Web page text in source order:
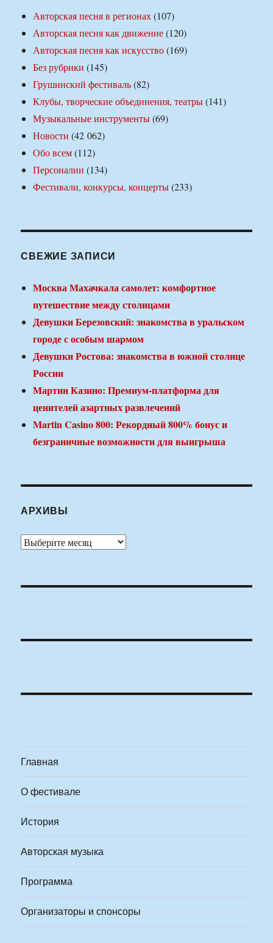
Авторская песня в регионах(107)
Авторская песня как движение(120)
Авторская песня как искусство(169)
Без рубрики (145)
Грушинский фестиваль(82)
Клубы, творческие объединения, театры(141)
Музыкальные инструменты(69)
Новости (42 062)
Обо всем(112)
Персоналии (134)
Фестивали, конкурсы, концерты(233)
СВЕЖИЕ ЗАПИСИ
Москва Махачкала самолет: комфортное
путешествие между столицами
Девушки Березовский: знакомства в уральском
городе с особым шармом
Девушки Ростова: знакомства в южной столице
России
Мартин Казино: Премиум-платформа для
ценителей азартных развлечений
Martin Casino 800: Рекордный 800% бонус и
безграничные возможности для выигрыша
АРХИВЫ
Архивы
Главная
О фестивале
История
Авторская музыка
Программа
Организаторы и спонсоры